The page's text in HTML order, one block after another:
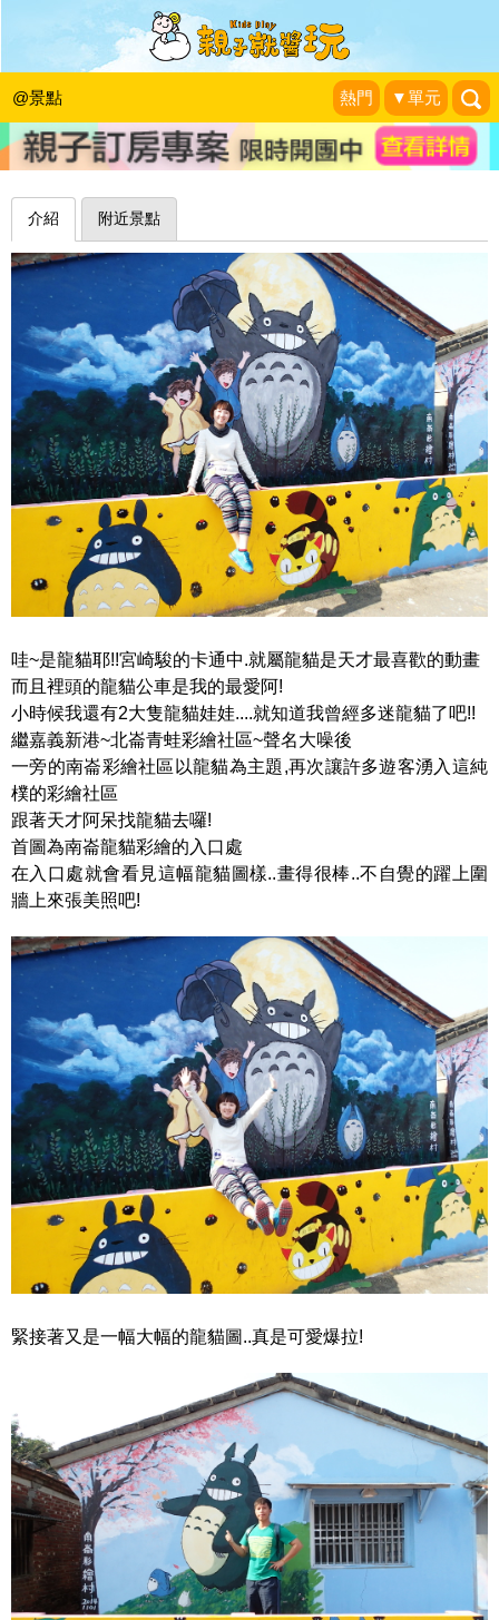
@景點 熱門 ▼單元
好可愛的龍貓彩繪，數一數有幾隻？嘉
義南崙童話彩繪村
天才阿呆小玩家|2014-12-07
介紹 附近景點
哇~是龍貓耶!!宮崎駿的卡通中.就屬龍貓是天才最喜歡的動畫
而且裡頭的龍貓公車是我的最愛阿!
小時候我還有2大隻龍貓娃娃....就知道我曾經多迷龍貓了吧!!
繼嘉義新港~北崙青蛙彩繪社區~聲名大噪後
一旁的南崙彩繪社區以龍貓為主題,再次讓許多遊客湧入這純
樸的彩繪社區
跟著天才阿呆找龍貓去囉!
首圖為南崙龍貓彩繪的入口處
在入口處就會看見這幅龍貓圖樣..畫得很棒..不自覺的躍上圍
牆上來張美照吧!
緊接著又是一幅大幅的龍貓圖..真是可愛爆拉!